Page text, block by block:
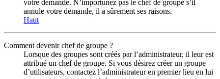
votre demande. N’importunez pas le chef de groupe s’il
annule votre demande, il a sûrement ses raisons.
Haut
Comment devenir chef de groupe ?
Lorsque des groupes sont créés par l’administrateur, il leur est
attribué un chef de groupe. Si vous désirez créer un groupe
d’utilisateurs, contactez l’administrateur en premier lieu en lui